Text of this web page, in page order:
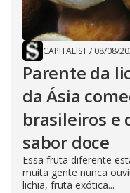
CAPITALIST/ 08/08/
Parente da
da Ásia
brasileiros e
sabor doce
Essa fruta diferente
muita gente nunca
lichia, fruta exótica...